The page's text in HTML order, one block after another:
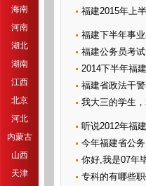
海南
河南
湖北
湖南
江西
北京
河北
内蒙古
山西
天津
福建2015年上
福建下半年事
福建公务员考
2014下半年福
福建省政法干
我大三的学生
听说2012年福
今年福建省公
你好,我是07年
专科的有哪些